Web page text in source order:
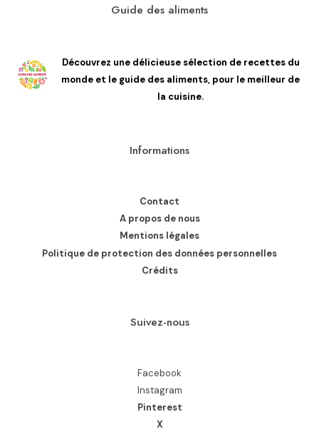
Guide des aliments
Découvrez une délicieuse sélection de recettes du
monde et le guide des aliments, pour le meilleur de
la cuisine.
Informations
Contact
A propos de nous
Mentions légales
Politique de protection des données personnelles
Crédits
Suivez-nous
Facebook
Instagram
Pinterest
X